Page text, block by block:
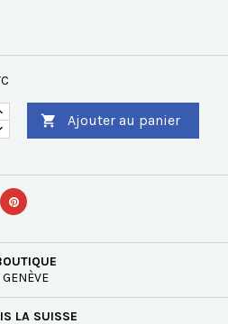
 Ajouter au panier
LA SUISSE